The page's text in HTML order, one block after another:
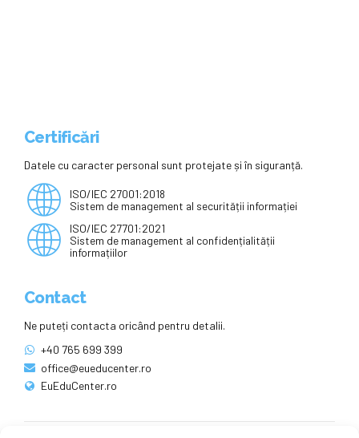
Certificări
Datele cu caracter personal sunt protejate și în siguranță.
ISO/IEC 27001:2018
Sistem de management al securității informației
ISO/IEC 27701:2021
Sistem de management al confidențialității
informațiilor
Contact
Ne puteți contacta oricând pentru detalii.
+40 765 699 399
office@eueducenter.ro
EuEduCenter.ro